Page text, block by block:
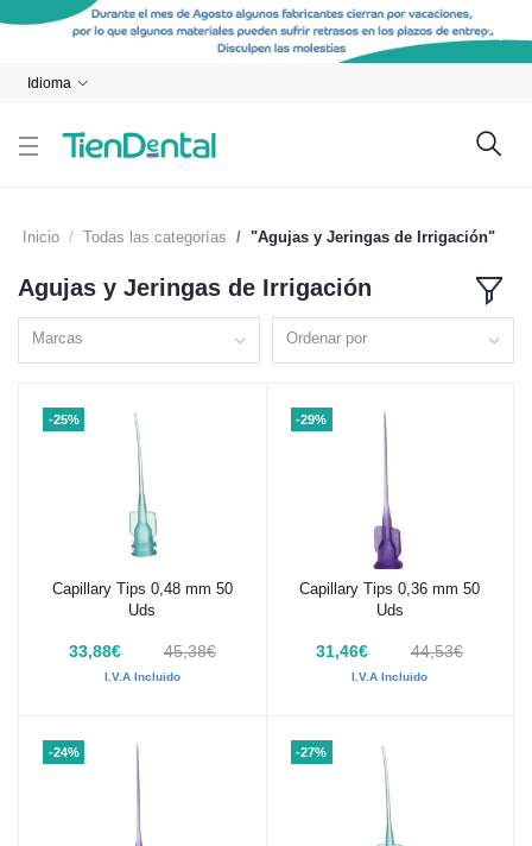
Idioma
Inicio Todas las categorías "Agujas y Jeringas de Irrigación"
Agujas y Jeringas de Irrigación
Marcas Ordenar por
-25%
Añadir al carrito
Capillary Tips 0,48 mm 50
Uds
33,88€ 45,38€
I.V.A Incluido
-29%
Añadir al carrito
Capillary Tips 0,36 mm 50
Uds
31,46€ 44,53€
I.V.A Incluido
-24% -27%